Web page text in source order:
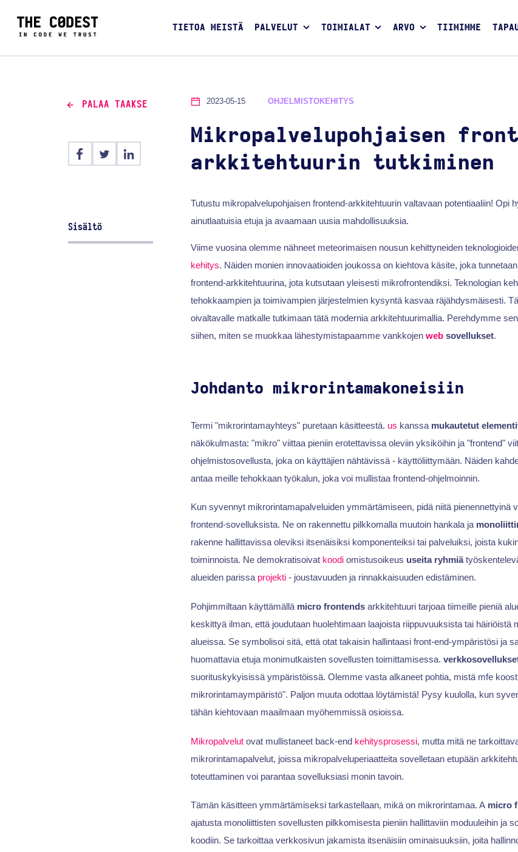
TIETOA MEISTÄ PALVELUT TOIMIALAT ARVO TIIMIMME
PALAA TAAKSE
Sisältö
2023-05-15 OHJELMISTOKEHITYS
Mikropalvelupohjaisen
arkkitehtuurin tutkiminen
Tutustu mikropalvelupohjaisen frontend-arkkitehtuurin valtavaan potentiaaliin! Opi
ainutlaatuisia etuja ja avaamaan uusia mahdollisuuksia.
Viime vuosina olemme nähneet meteorimaisen nousun kehittyneiden
kehitys. Näiden monien innovaatioiden joukossa on kiehtova käsite, joka
frontend-arkkitehtuurina, jota kutsutaan yleisesti mikrofrontendiksi. Teknologian
tehokkaampien ja toimivampien järjestelmien kysyntä kasvaa räjähdysmäisesti.
oivaltavalle matkalle tutkimaan tätä modernia arkkitehtuurimallia. Perehdymme
siihen, miten se muokkaa lähestymistapaamme vankkojen websovellukset.
Johdanto mikrorintamakoneisiin
Termi "mikrorintamayhteys" puretaan käsitteestä. us kanssa mukautetut
näkökulmasta: "mikro" viittaa pieniin erotettavissa oleviin yksiköihin ja "frontend"
ohjelmistosovellusta, joka on käyttäjien nähtävissä - käyttöliittymään. Näiden
antaa meille tehokkaan työkalun, joka voi mullistaa frontend-ohjelmoinnin.
Kun syvennyt mikrorintamapalveluiden ymmärtämiseen, pidä niitä pienennettyinä
frontend-sovelluksista. Ne on rakennettu pilkkomalla muutoin hankala ja
rakenne hallittavissa oleviksi itsenäisiksi komponenteiksi tai palveluiksi, joista
toiminnoista. Ne demokratisoivat koodiomistusoikeus useita ryhmiä
alueiden parissa projekti- joustavuuden ja rinnakkaisuuden edistäminen.
Pohjimmiltaan käyttämällä micro frontendsarkkitehtuuri tarjoaa tiimeille pieniä
keskittyä ilman, että joudutaan huolehtimaan laajoista riippuvuuksista tai häiriöistä
alueissa. Se symbolisoi sitä, että otat takaisin hallintaasi front-end-ympäristösi ja
huomattavia etuja monimutkaisten sovellusten toimittamisessa.
suorituskykyisissä ympäristöissä. Olemme vasta alkaneet pohtia, mistä mfe
mikrorintamaympäristö". Paljon muuta odottaa löytämistä! Pysy kuulolla, kun
tähän kiehtovaan maailmaan myöhemmissä osioissa.
Mikropalvelutovat mullistaneet back-end kehitysprosessi, mutta mitä ne
mikrorintamapalvelut, joissa mikropalveluperiaatteita sovelletaan etupään
toteuttaminen voi parantaa sovelluksiasi monin tavoin.
Tämän käsitteen ymmärtämiseksi tarkastellaan, mikä on mikrorintamaa. Amicro
ajatusta monoliittisten sovellusten pilkkomisesta pieniin hallittaviin moduuleihin ja
koodiin. Se tarkoittaa verkkosivun jakamista itsenäisiin ominaisuuksiin, joita